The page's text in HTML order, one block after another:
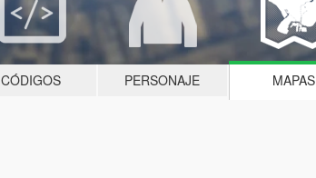
CÓDIGOS PERSONAJE MAPAS